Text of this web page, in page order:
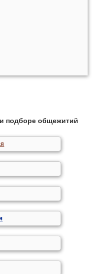
подборе общежитий